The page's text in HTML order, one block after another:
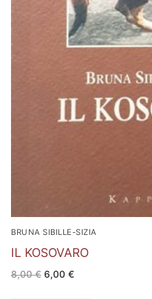
BRUNA SIBILLE-SIZIA
IL KOSOVARO
8,00€ Il
prezzo
6,00 €Il